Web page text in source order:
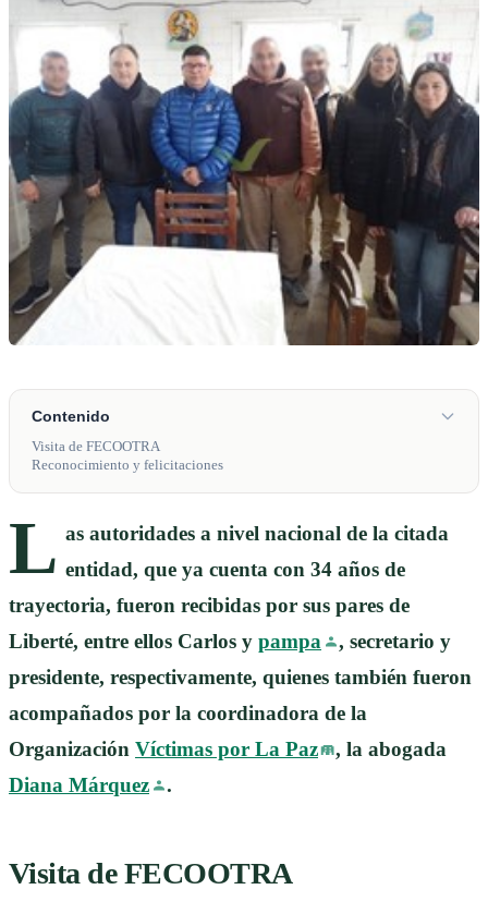
Contenido
Visita de FECOOTRA
Reconocimiento y felicitaciones
L as autoridades a nivel nacional de la citada
entidad, que ya cuenta con 34 años de
trayectoria, fueron recibidas por sus pares de
Liberté, entre ellos Carlos y pampa
, secretario y
presidente, respectivamente, quienes también fueron
acompañados por la coordinadora de la
Organización Víctimas por La Paz
, la abogada
Diana Márquez
.
Visita de FECOOTRA